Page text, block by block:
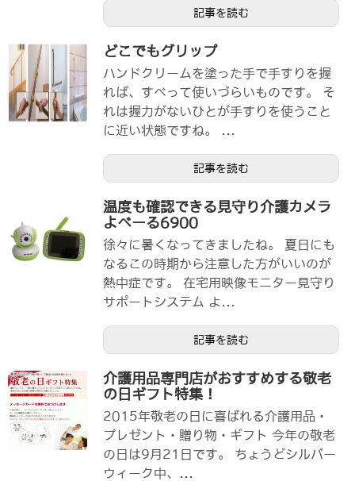
記事を読む
どこでもグリップ
ハンドクリームを塗った手で手すりを握
れば、すべって使いづらいものです。 そ
れは握力がないひとが手すりを使うこと
に近い状態ですね。 ...
記事を読む
温度も確認できる見守り介護カメラ
よべーる6900
徐々に暑くなってきましたね。 夏日にも
なるこの時期から注意した方がいいのが
熱中症です。 在宅用映像モニター見守り
サポートシステム よ...
記事を読む
介護用品専門店がおすすめする敬老
の日ギフト特集！
2015年敬老の日に喜ばれる介護用品・
プレゼント・贈り物・ギフト 今年の敬老
の日は9月21日です。 ちょうどシルバー
ウィーク中、...